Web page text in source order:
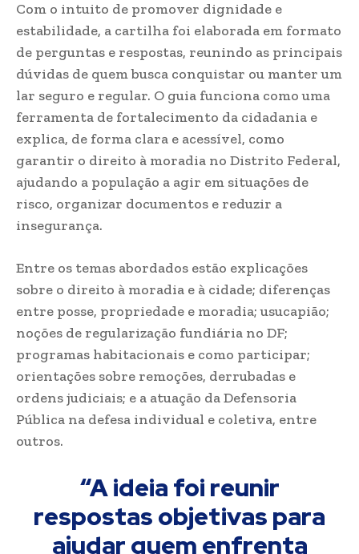
Com o intuito de promover dignidade e
estabilidade, a cartilha foi elaborada em formato
de perguntas e respostas, reunindo as principais
dúvidas de quem busca conquistar ou manter um
lar seguro e regular. O guia funciona como uma
ferramenta de fortalecimento da cidadania e
explica, de forma clara e acessível, como
garantir o direito à moradia no Distrito Federal,
ajudando a população a agir em situações de
risco, organizar documentos e reduzir a
insegurança.
Entre os temas abordados estão explicações
sobre o direito à moradia e à cidade; diferenças
entre posse, propriedade e moradia; usucapião;
noções de regularização fundiária no DF;
programas habitacionais e como participar;
orientações sobre remoções, derrubadas e
ordens judiciais; e a atuação da Defensoria
Pública na defesa individual e coletiva, entre
outros.
“A ideia foi reunir
respostas objetivas para
ajudar quem enfrenta